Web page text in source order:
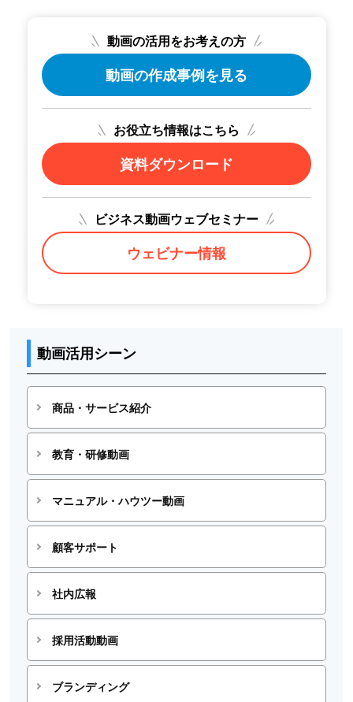
動画の活用をお考えの方
動画の作成事例を見る
お役立ち情報はこちら
資料ダウンロード
ビジネス動画ウェブセミナー
ウェビナー情報
動画活用シーン
商品・サービス紹介
教育・研修動画
マニュアル・ハウツー動画
顧客サポート
社内広報
採用活動動画
ブランディング